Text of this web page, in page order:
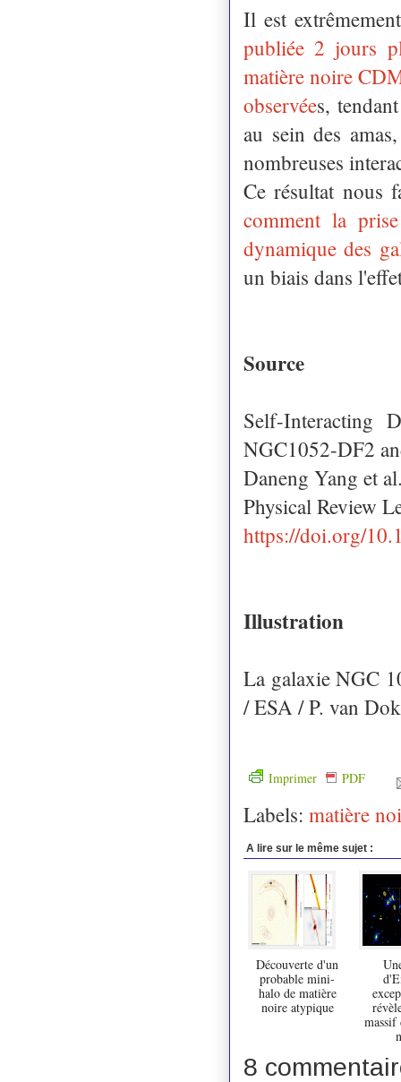
Il est
publiée 2 jours
matière noire
observées,
au sein des
nombreuses
Ce résultat nous
comment la
dynamique des
un biais dans
Source
Self-Interacting
NGC1052-DF2
Daneng Yang et
Physical Review
https://doi.org/
Illustration
La galaxie NGC
/ ESA / P. van
Imprimer PDF
Labels: matière
A lire sur le même sujet :
Découverte d'un
probable mini-
halo de matière
noire atypique
massif
8